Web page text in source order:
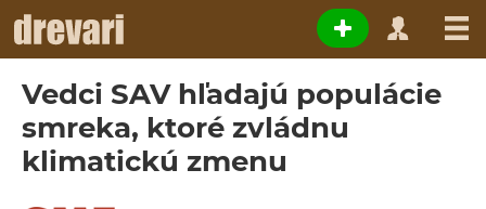
Vedci SAV hľadajú populácie
smreka, ktoré zvládnu
klimatickú zmenu